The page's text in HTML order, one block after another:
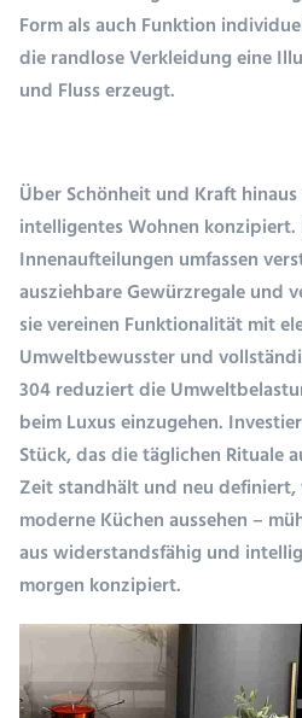
Form als auch Funktion
die randlose Verkleidung eine
und Fluss erzeugt.
Über Schönheit und Kraft
intelligentes Wohnen
Innenaufteilungen umfassen
ausziehbare Gewürzregale und
sie vereinen Funktionalität mit
Umweltbewusster und
304 reduziert die
beim Luxus einzugehen.
Stück, das die täglichen Rituale
Zeit standhält und neu
moderne Küchen aussehen –
aus widerstandsfähig und
morgen konzipiert.